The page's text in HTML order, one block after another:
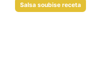
Salsa soubise receta